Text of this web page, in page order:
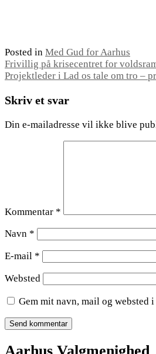
Posted in Med Gud for Aarhus
Indlægsnavigation
Frivillig på krisecentret for
Projektleder i Lad os tale om tro –
Skriv et svar
Din e-mailadresse vil ikke blive
Kommentar *
Navn *
E-mail *
Websted
Gem mit navn, mail og websted